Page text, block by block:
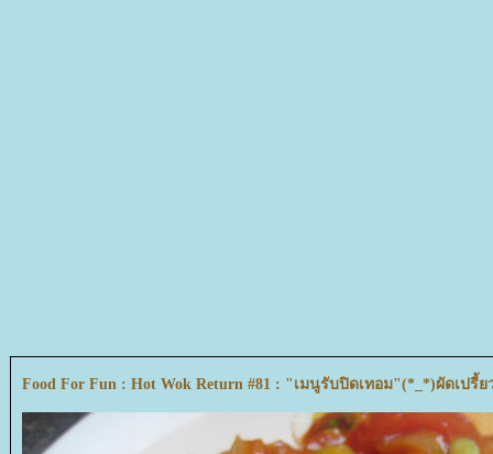
Food For Fun : Hot Wok Return #81 : "เมนูรับปิดเทอม"(*_*)ผัดเปรี้